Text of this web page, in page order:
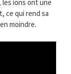
les ions ont une
ce qui rend sa
moindre.